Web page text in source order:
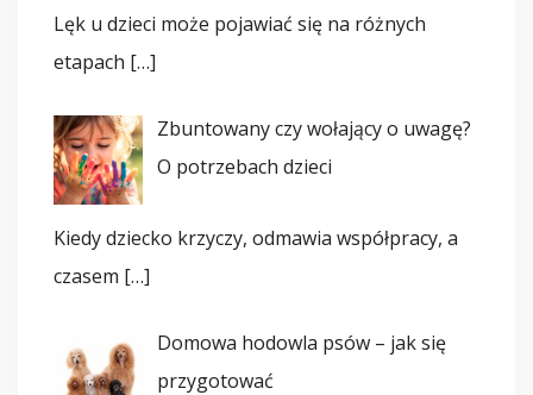
Lęk u dzieci może pojawiać się na różnych
etapach […]
Zbuntowany czy wołający o uwagę?
O potrzebach dzieci
Kiedy dziecko krzyczy, odmawia współpracy, a
czasem […]
Domowa hodowla psów – jak się
przygotować